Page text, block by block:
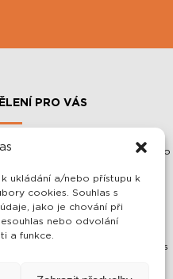
ukládání a/nebo přístupu k
cookies. Souhlas s
jako je chování při
nebo odvolání
a funkce.
PRO VÁS
zákazníci, veškeré informace o
nebo emailem!
Vám rádi vše vysvětlíme a
navrhneme i to nejlepší a
nejlevnější řešení pro Vás!
a celková instalace je u nás